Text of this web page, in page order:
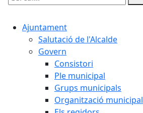
Cercar:
Ajuntament
Salutació de l'Alcalde
Govern
Consistori
Ple municipal
Grups municipals
Organització municipal